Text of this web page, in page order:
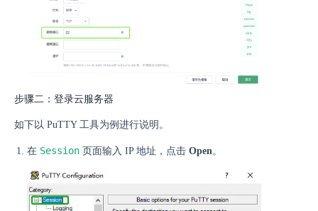
步骤二：登录云服务器
如下以 PuTTY 工具为例进行说明。
在 Session 页面输入 IP 地址，点击 Open 。